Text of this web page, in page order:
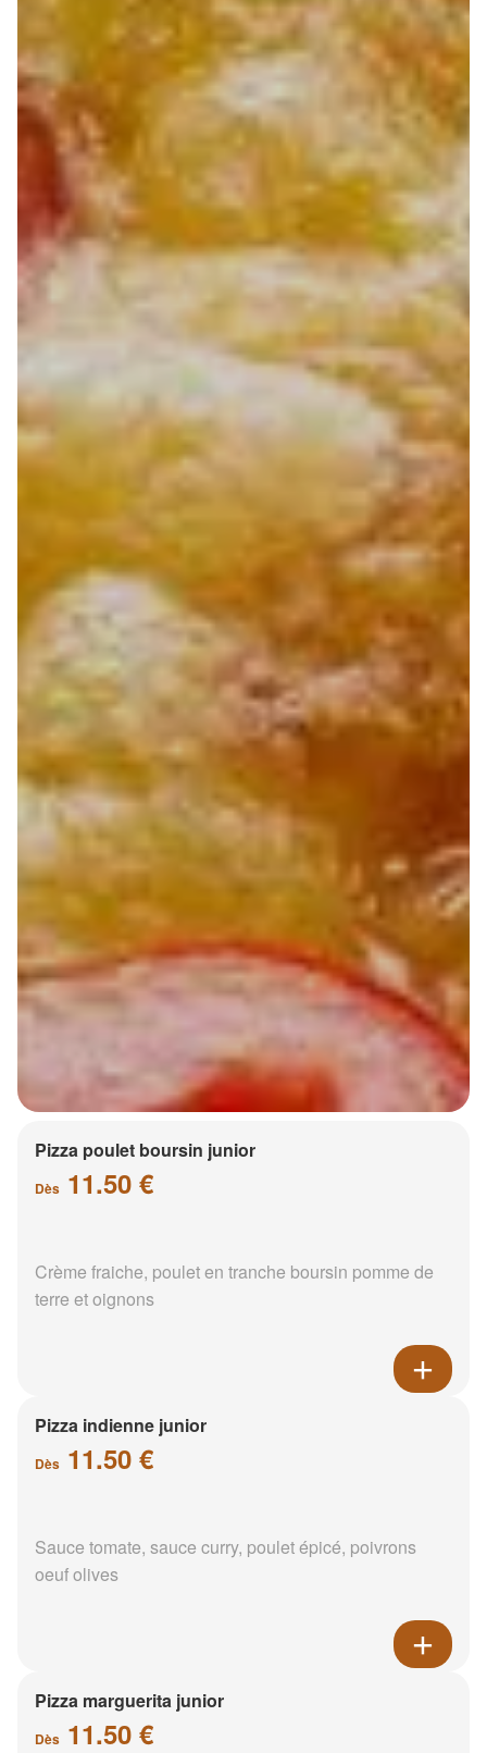
Pizza poulet boursin junior
Dès 11.50 €
Crème fraiche, poulet en tranche boursin pomme de
terre et oignons
Pizza indienne junior
Dès 11.50 €
Sauce tomate, sauce curry, poulet épicé, poivrons
oeuf olives
Pizza marguerita junior
Dès 11.50 €